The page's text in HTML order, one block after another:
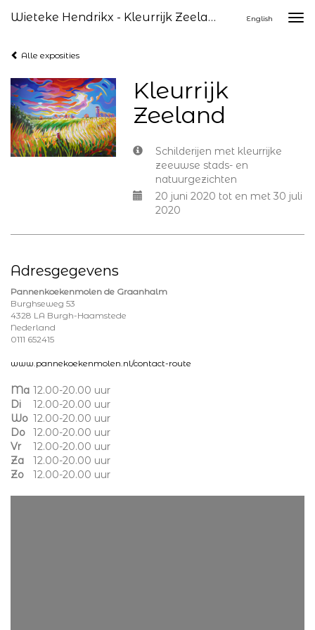
Wieteke Hendrikx - Kleurrijk Zeeland English
Alle exposities
Kleurrijk
Zeeland
Schilderijen met kleurrijke
zeeuwse stads- en
natuurgezichten
20 juni 2020 tot en met 30 juli
2020
Adresgegevens
Pannenkoekenmolen de Graanhalm
Burghseweg 53
4328 LA Burgh-Haamstede
Nederland
0111 652415
www.pannekoekenmolen.nl/contact-route
Ma 12.00-20.00 uur
Di
12.00-20.00 uur
Wo 12.00-20.00 uur
Do
12.00-20.00 uur
Vr
12.00-20.00 uur
Za
12.00-20.00 uur
Zo
12.00-20.00 uur